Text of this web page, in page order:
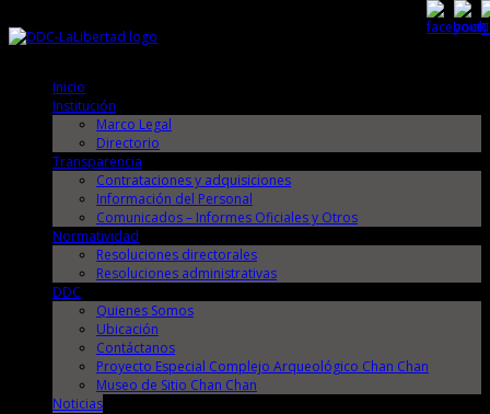
Inicio
Institución
Marco Legal
Directorio
Transparencia
Contrataciones y adquisiciones
Información del Personal
Comunicados – Informes Oficiales y Otros
Normatividad
Resoluciones directorales
Resoluciones administrativas
DDC
Quienes Somos
Ubicación
Contáctanos
Proyecto Especial Complejo Arqueológico Chan Chan
Museo de Sitio Chan Chan
Noticias